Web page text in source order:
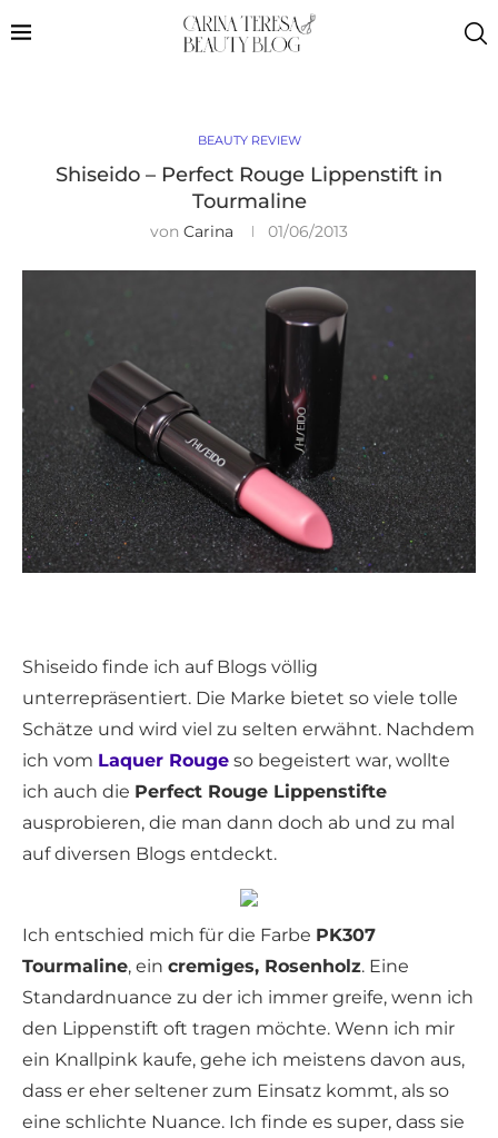
BEAUTY REVIEW
Shiseido – Perfect Rouge Lippenstift in
Tourmaline
von Carina 01/06/2013
Shiseido finde ich auf Blogs völlig
unterrepräsentiert. Die Marke bietet so viele tolle
Schätze und wird viel zu selten erwähnt. Nachdem
ich vom Laquer Rouge so begeistert war, wollte
ich auch die Perfect Rouge Lippenstifte
ausprobieren, die man dann doch ab und zu mal
auf diversen Blogs entdeckt.
Ich entschied mich für die Farbe PK307
Tourmaline, ein cremiges, Rosenholz. Eine
Standardnuance zu der ich immer greife, wenn ich
den Lippenstift oft tragen möchte. Wenn ich mir
ein Knallpink kaufe, gehe ich meistens davon aus,
dass er eher seltener zum Einsatz kommt, als so
eine schlichte Nuance. Ich finde es super, dass sie